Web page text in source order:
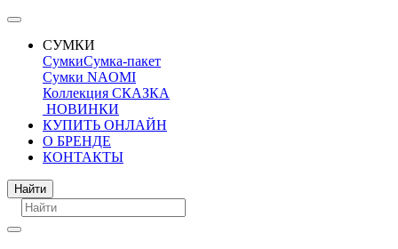
СУМКИ
СумкиСумка-пакет
Сумки NAOMI
Коллекция СКАЗКА
НОВИНКИ
КУПИТЬ ОНЛАЙН
О БРЕНДЕ
КОНТАКТЫ
Поиск
Найти